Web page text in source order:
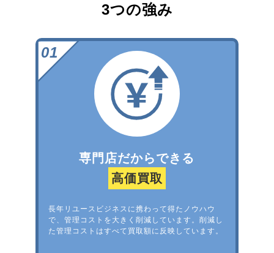
3つの強み
専門店だからできる
高価買取
長年リユースビジネスに携わって得たノウハウ
で、管理コストを大きく削減しています。削減し
た管理コストはすべて買取額に反映しています。